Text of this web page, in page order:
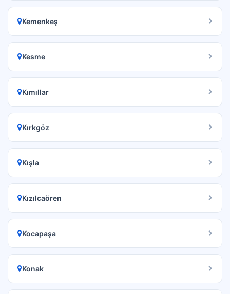
Kemenkeş
Kesme
Kımıllar
Kırkgöz
Kışla
Kızılcaören
Kocapaşa
Konak